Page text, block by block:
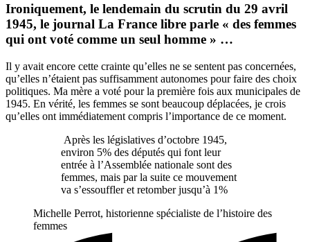
Ironiquement, le lendemain du scrutin du 29 avril
1945, le journal La France libre parle « des femmes
qui ont voté comme un seul homme » …
Il y avait encore cette crainte qu’elles ne se sentent pas concernées,
qu’elles n’étaient pas suffisamment autonomes pour faire des choix
politiques. Ma mère a voté pour la première fois aux municipales de
1945. En vérité, les femmes se sont beaucoup déplacées, je crois
qu’elles ont immédiatement compris l’importance de ce moment.
Après les législatives d’octobre 1945,
environ 5% des députés qui font leur
entrée à l’Assemblée nationale sont des
femmes, mais par la suite ce mouvement
va s’essouffler et retomber jusqu’à 1%
Michelle Perrot, historienne spécialiste de l’histoire des
femmes